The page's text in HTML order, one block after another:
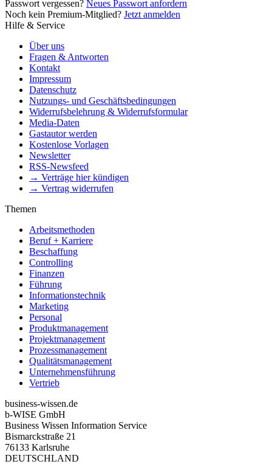
Passwort vergessen? Neues Passwort anfordern
Noch kein Premium-Mitglied? Jetzt anmelden
Hilfe & Service
Über uns
Fragen & Antworten
Kontakt
Impressum
Datenschutz
Nutzungs- und Geschäftsbedingungen
Widerrufsbelehrung & Widerrufsformular
Media-Daten
Gastautor werden
Kostenlose Vorlagen
Newsletter
RSS-Newsfeed
→ Verträge hier kündigen
→ Vertrag widerrufen
Themen
Arbeitsmethoden
Beruf + Karriere
Beschaffung
Controlling
Finanzen
Führung
Informationstechnik
Marketing
Personal
Produktmanagement
Projektmanagement
Prozessmanagement
Qualitätsmanagement
Unternehmensführung
Vertrieb
business-wissen.de
b-WISE GmbH
Business Wissen Information Service
Bismarckstraße 21
76133 Karlsruhe
DEUTSCHLAND